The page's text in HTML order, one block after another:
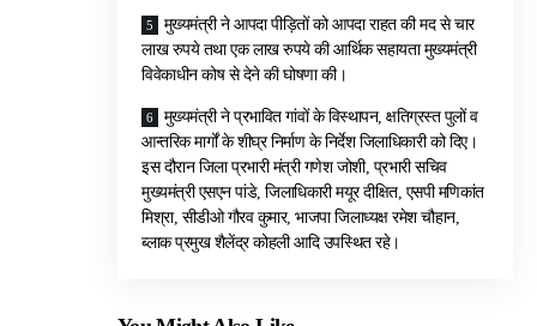
मुख्यमंत्री ने आपदा पीड़ितों को आपदा राहत की मद से चार
लाख रुपये तथा एक लाख रुपये की आर्थिक सहायता मुख्यमंत्री
विवेकाधीन कोष से देने की घोषणा की।
मुख्यमंत्री ने प्रभावित गांवों के विस्थापन, क्षतिग्रस्त पुलों व
आन्तरिक मार्गों के शीघ्र निर्माण के निर्देश जिलाधिकारी को दिए।
इस दौरान जिला प्रभारी मंत्री गणेश जोशी, प्रभारी सचिव
मुख्यमंत्री एसएन पांडे, जिलाधिकारी मयूर दीक्षित, एसपी मणिकांत
मिश्रा, सीडीओ गौरव कुमार, भाजपा जिलाध्यक्ष रमेश चौहान,
ब्लाक प्रमुख शैलेंद्र कोहली आदि उपस्थित रहे।